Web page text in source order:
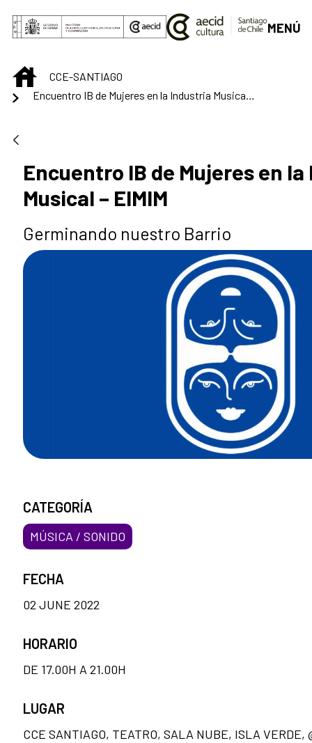
Skip to Main Content
MENÚ
INICIOCCE-SANTIAGO
Encuentro IB de Mujeres en
Musical – EIMIM
Germinando nuestro Barrio
CATEGORÍA
MÚSICA / SONIDO
FECHA
02 JUNE 2022
HORARIO
DE 17.00H A 21.00H
LUGAR
CCE SANTIAGO, TEATRO, SALA NUBE, ISLA VERDE,